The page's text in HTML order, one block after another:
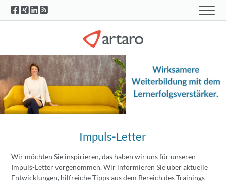
Impuls-Letter
Wir möchten Sie inspirieren, das haben wir uns für unseren
Impuls-Letter vorgenommen. Wir informieren Sie über aktuelle
Entwicklungen, hilfreiche Tipps aus dem Bereich des Trainings